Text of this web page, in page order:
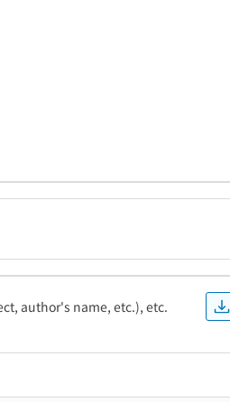
author's name, etc.), etc.